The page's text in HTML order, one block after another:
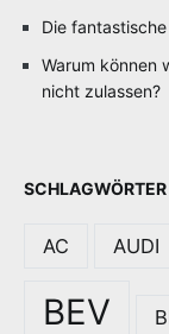
Die
Warum können
nicht zulassen?
SCHLAGWÖRTER
AC AUDI
BEV